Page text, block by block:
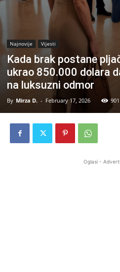
Najnovije Vijesti
Kada brak postane
ukrao 850.000 dolara
na luksuzni odmor
By Mirza D. - February 17, 2026 901
Oglasi -